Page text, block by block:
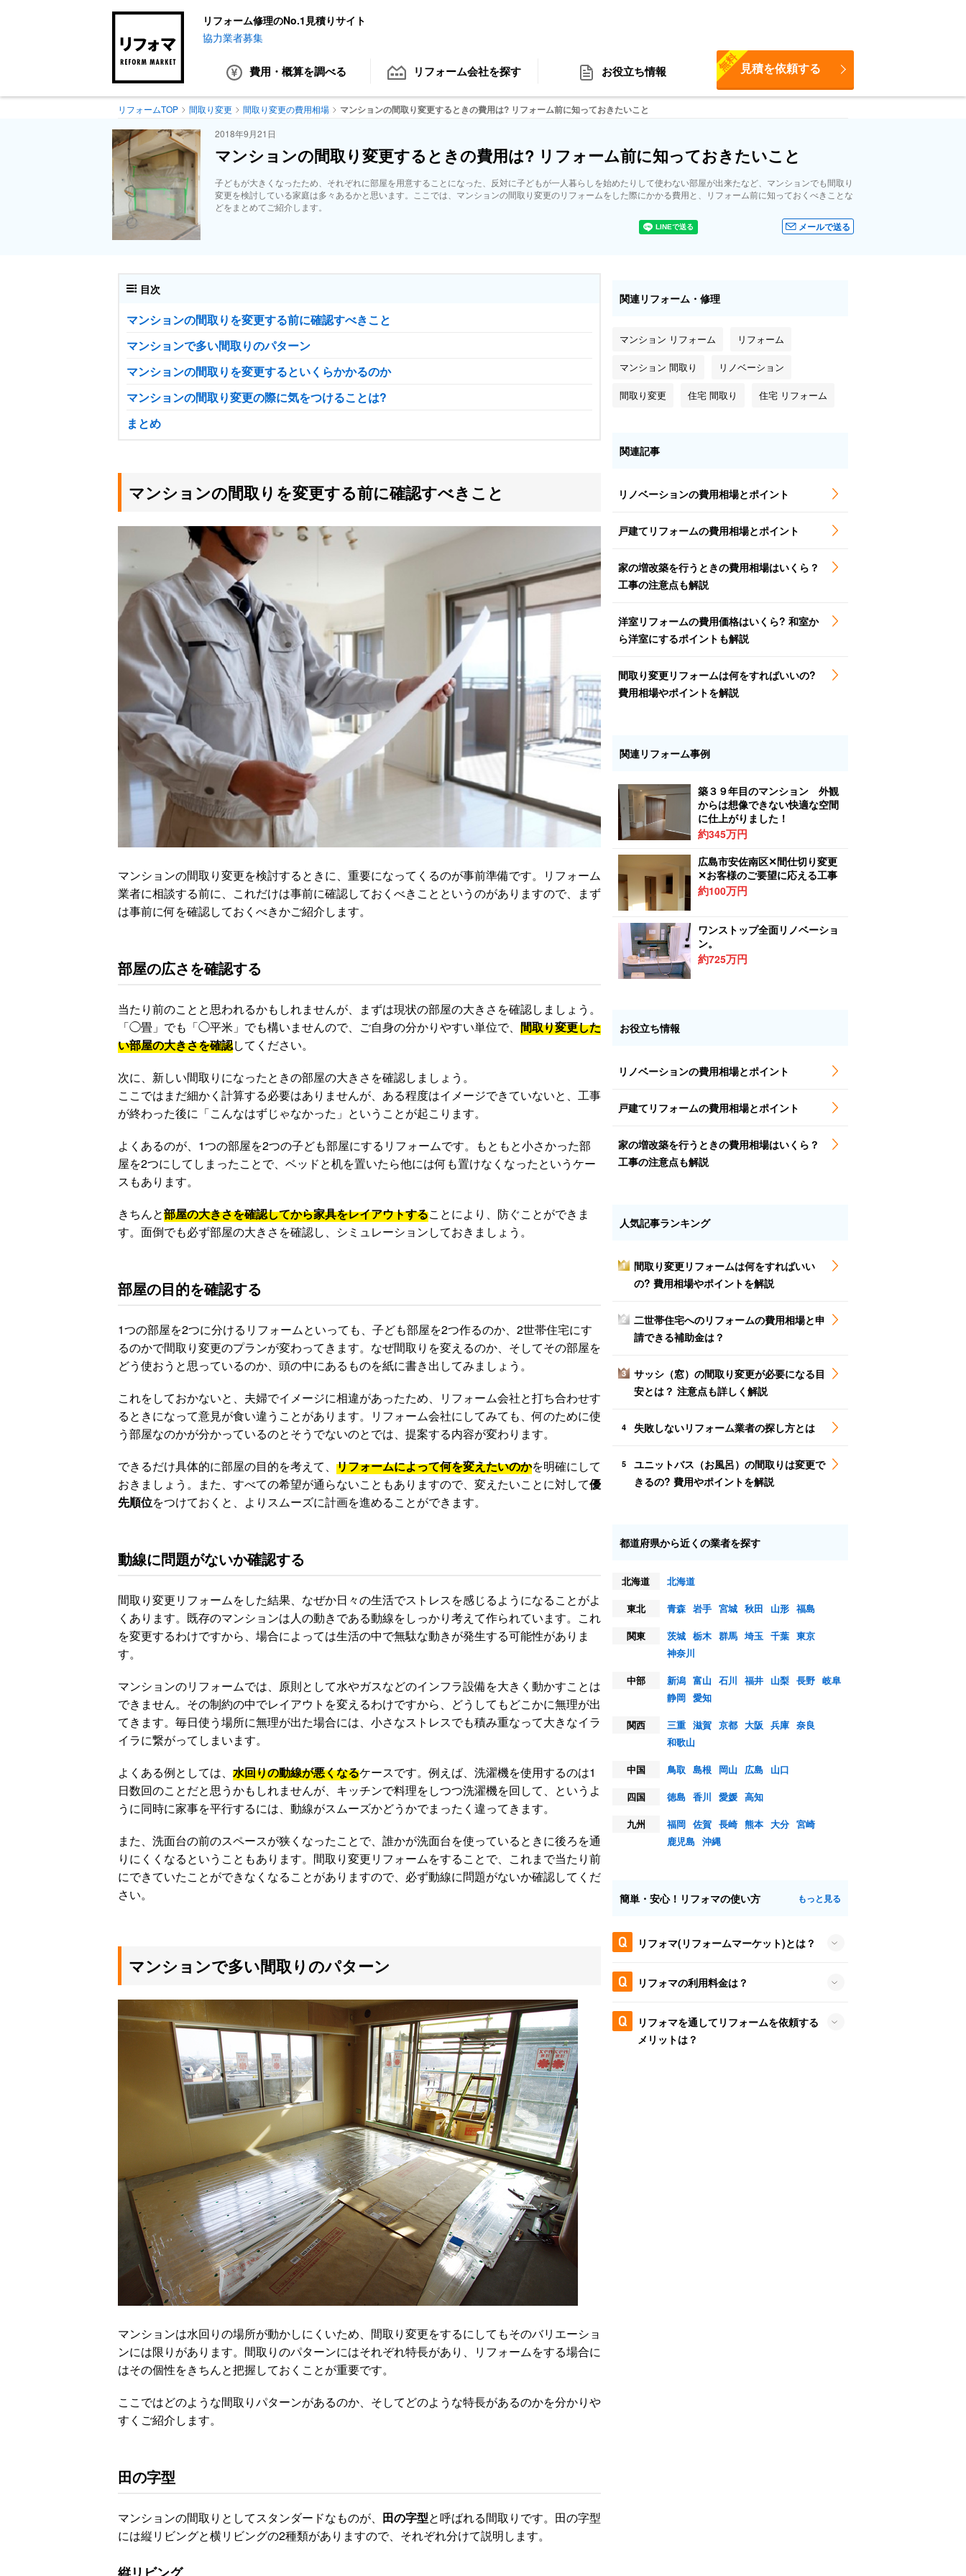
リフォーム修理のNo.1見積りサイト
協力業者募集
費用・概算を調べる リフォーム会社を探す お役立ち情報 見積を依頼する
無料
リフォームTOP 間取り変更 間取り変更の費用相場 マンションの間取り変更するときの費用は? リフォーム前に知っておきたいこと
2018年9月21日
マンションの間取り変更するときの費用は? リフォーム前に知っておきたいこと
子どもが大きくなったため、それぞれに部屋を用意することになった、反対に子どもが一人暮らしを始めたりして使わない部屋が出来たなど、マンションでも間取り
変更を検討している家庭は多々あるかと思います。ここでは、マンションの間取り変更のリフォームをした際にかかる費用と、リフォーム前に知っておくべきことな
どをまとめてご紹介します。
メールで送る
目次
マンションの間取りを変更する前に確認すべきこと
マンションで多い間取りのパターン
マンションの間取りを変更するといくらかかるのか
マンションの間取り変更の際に気をつけることは?
まとめ
マンションの間取りを変更する前に確認すべきこと
マンションの間取り変更を検討するときに、重要になってくるのが事前準備です。リフォーム
業者に相談する前に、これだけは事前に確認しておくべきことというのがありますので、まず
は事前に何を確認しておくべきかご紹介します。
部屋の広さを確認する
当たり前のことと思われるかもしれませんが、まずは現状の部屋の大きさを確認しましょう。
「◯畳」でも「◯平米」でも構いませんので、ご自身の分かりやすい単位で、 間取り変更した
い部屋の大きさを確認してください。
次に、新しい間取りになったときの部屋の大きさを確認しましょう。
ここではまだ細かく計算する必要はありませんが、ある程度はイメージできていないと、工事
が終わった後に「こんなはずじゃなかった」ということが起こります。
よくあるのが、1つの部屋を2つの子ども部屋にするリフォームです。もともと小さかった部
屋を2つにしてしまったことで、ベッドと机を置いたら他には何も置けなくなったというケー
スもあります。
きちんと部屋の大きさを確認してから家具をレイアウトすることにより、防ぐことができま
す。面倒でも必ず部屋の大きさを確認し、シミュレーションしておきましょう。
部屋の目的を確認する
1つの部屋を2つに分けるリフォームといっても、子ども部屋を2つ作るのか、2世帯住宅にす
るのかで間取り変更のプランが変わってきます。なぜ間取りを変えるのか、そしてその部屋を
どう使おうと思っているのか、頭の中にあるものを紙に書き出してみましょう。
これをしておかないと、夫婦でイメージに相違があったため、リフォーム会社と打ち合わせす
るときになって意見が食い違うことがあります。リフォーム会社にしてみても、何のために使
う部屋なのかが分かっているのとそうでないのとでは、提案する内容が変わります。
できるだけ具体的に部屋の目的を考えて、 リフォームによって何を変えたいのかを明確にして
おきましょう。また、すべての希望が通らないこともありますので、変えたいことに対して優
先順位をつけておくと、よりスムーズに計画を進めることができます。
動線に問題がないか確認する
間取り変更リフォームをした結果、なぜか日々の生活でストレスを感じるようになることがよ
くあります。既存のマンションは人の動きである動線をしっかり考えて作られています。これ
を変更するわけですから、場合によっては生活の中で無駄な動きが発生する可能性がありま
す。
マンションのリフォームでは、原則として水やガスなどのインフラ設備を大きく動かすことは
できません。その制約の中でレイアウトを変えるわけですから、どうしてもどこかに無理が出
てきます。毎日使う場所に無理が出た場合には、小さなストレスでも積み重なって大きなイラ
イラに繋がってしまいます。
よくある例としては、 水回りの動線が悪くなるケースです。例えば、洗濯機を使用するのは1
日数回のことだと思うかもしれませんが、キッチンで料理をしつつ洗濯機を回して、というよ
うに同時に家事を平行するには、動線がスムーズかどうかでまったく違ってきます。
また、洗面台の前のスペースが狭くなったことで、誰かが洗面台を使っているときに後ろを通
りにくくなるということもあります。間取り変更リフォームをすることで、これまで当たり前
にできていたことができなくなることがありますので、必ず動線に問題がないか確認してくだ
さい。
マンションで多い間取りのパターン
マンションは水回りの場所が動かしにくいため、間取り変更をするにしてもそのバリエーショ
ンには限りがあります。間取りのパターンにはそれぞれ特長があり、リフォームをする場合に
はその個性をきちんと把握しておくことが重要です。
ここではどのような間取りパターンがあるのか、そしてどのような特長があるのかを分かりや
すくご紹介します。
田の字型
マンションの間取りとしてスタンダードなものが、 田の字型と呼ばれる間取りです。田の字型
には縦リビングと横リビングの2種類がありますので、それぞれ分けて説明します。
関連リフォーム・修理
マンション リフォーム リフォーム
マンション 間取り リノベーション
間取り変更 住宅 間取り 住宅 リフォーム
関連記事
リノベーションの費用相場とポイント
戸建てリフォームの費用相場とポイント
家の増改築を行うときの費用相場はいくら？
工事の注意点も解説
洋室リフォームの費用価格はいくら? 和室か
ら洋室にするポイントも解説
間取り変更リフォームは何をすればいいの?
費用相場やポイントを解説
関連リフォーム事例
築３９年目のマンション 外観
からは想像できない快適な空間
に仕上がりました！
約345万円
広島市安佐南区✕間仕切り変更
✕お客様のご要望に応える工事
約100万円
ワンストップ全面リノベーショ
ン。
約725万円
お役立ち情報
リノベーションの費用相場とポイント
戸建てリフォームの費用相場とポイント
家の増改築を行うときの費用相場はいくら？
工事の注意点も解説
人気記事ランキング
1
間取り変更リフォームは何をすればいい
の? 費用相場やポイントを解説
2
二世帯住宅へのリフォームの費用相場と申
請できる補助金は？
3
サッシ（窓）の間取り変更が必要になる目
安とは？ 注意点も詳しく解説
4 失敗しないリフォーム業者の探し方とは
5
ユニットバス（お風呂）の間取りは変更で
きるの? 費用やポイントを解説
都道府県から近くの業者を探す
北海道
北海道
東北
青森 岩手 宮城 秋田 山形 福島
関東
茨城 栃木 群馬 埼玉 千葉 東京
神奈川
中部
新潟 富山 石川 福井 山梨 長野 岐阜
静岡 愛知
関西
三重 滋賀 京都 大阪 兵庫 奈良
和歌山
中国
鳥取 島根 岡山 広島
山口
四国
徳島 香川 愛媛 高知
九州
福岡 佐賀 長崎 熊本 大分 宮崎
鹿児島 沖縄
簡単・安心！リフォマの使い方 もっと見る
リフォマ(リフォームマーケット)とは？
リフォマの利用料金は？
リフォマを通してリフォームを依頼する
メリットは？